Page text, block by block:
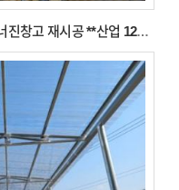
안성조립식건축 보개면 눈사태로 무너진창고 재시공 **산업 121평, 102평 도동시공